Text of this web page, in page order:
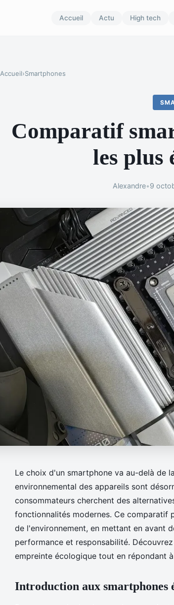
Accueil Actu High tech
Accueil›Smartphones
Comparatif
les plus
Alexandre•9
Le choix d'un smartphone va au-delà de
environnemental des appareils sont
consommateurs cherchent des
fonctionnalités modernes. Ce comparatif
de l'environnement, en mettant en avant
performance et responsabilité.
empreinte écologique tout en répondant
Introduction aux smartphones